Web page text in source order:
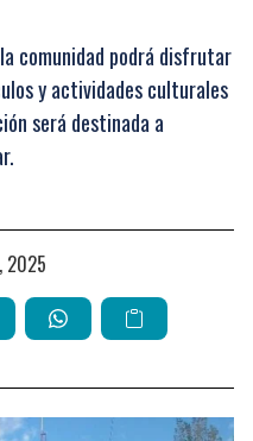
comunidad podrá disfrutar
y actividades culturales
será destinada a
2025